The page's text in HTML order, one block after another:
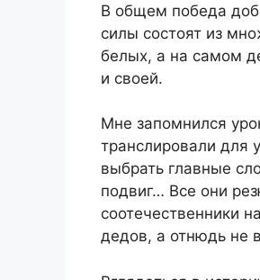
В общем победа
силы состоят из
белых, а на самом
и своей.
Мне запомнился
транслировали для
выбрать главные
подвиг… Все они
соотечественники
дедов, а отнюдь не